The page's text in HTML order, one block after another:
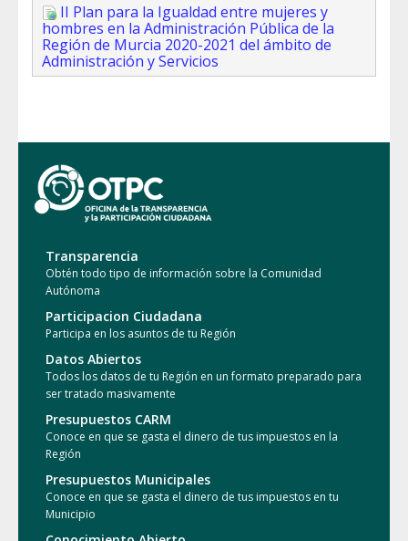
II Plan para la Igualdad entre mujeres y
hombres en la Administración Pública de la
Región de Murcia 2020-2021 del ámbito de
Administración y Servicios
Transparencia
Obtén todo tipo de información sobre la Comunidad
Autónoma
Participacion Ciudadana
Participa en los asuntos de tu Región
Datos Abiertos
Todos los datos de tu Región en un formato preparado para
ser tratado masivamente
Presupuestos CARM
Conoce en que se gasta el dinero de tus impuestos en la
Región
Presupuestos Municipales
Conoce en que se gasta el dinero de tus impuestos en tu
Municipio